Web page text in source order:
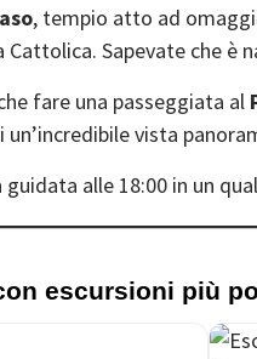
, tempio atto ad
Cattolica. Sapevate che è
fare una passeggiata al
vista
alle 18:00 in un
escursioni più